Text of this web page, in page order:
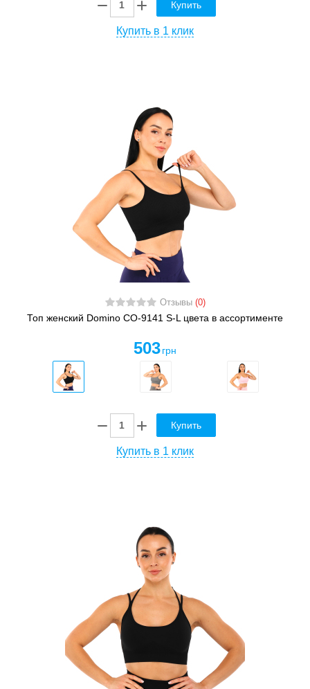
Купить
Купить в 1 клик
Отзывы (0)
Топ женский Domino CO-9141 S-L цвета в ассортименте
503 грн
Купить
Купить в 1 клик